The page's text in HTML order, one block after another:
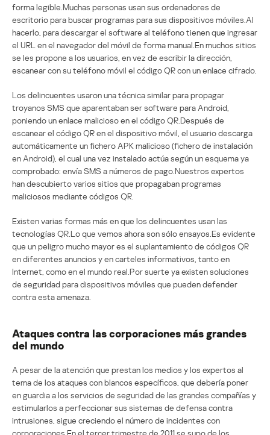
forma legible.Muchas personas usan sus ordenadores de
escritorio para buscar programas para sus dispositivos móviles.Al
hacerlo, para descargar el software al teléfono tienen que ingresar
el URL en el navegador del móvil de forma manual.En muchos sitios
se les propone a los usuarios, en vez de escribir la dirección,
escanear con su teléfono móvil el código QR con un enlace cifrado.
Los delincuentes usaron una técnica similar para propagar
troyanos SMS que aparentaban ser software para Android,
poniendo un enlace malicioso en el código QR.Después de
escanear el código QR en el dispositivo móvil, el usuario descarga
automáticamente un fichero APK malicioso (fichero de instalación
en Android), el cual una vez instalado actúa según un esquema ya
comprobado: envía SMS a números de pago.Nuestros expertos
han descubierto varios sitios que propagaban programas
maliciosos mediante códigos QR.
Existen varias formas más en que los delincuentes usan las
tecnologías QR.Lo que vemos ahora son sólo ensayos.Es evidente
que un peligro mucho mayor es el suplantamiento de códigos QR
en diferentes anuncios y en carteles informativos, tanto en
Internet, como en el mundo real.Por suerte ya existen soluciones
de seguridad para dispositivos móviles que pueden defender
contra esta amenaza.
Ataques contra las corporaciones más grandes
del mundo
A pesar de la atención que prestan los medios y los expertos al
tema de los ataques con blancos específicos, que debería poner
en guardia a los servicios de seguridad de las grandes compañías y
estimularlos a perfeccionar sus sistemas de defensa contra
intrusiones, sigue creciendo el número de incidentes con
corporaciones.En el tercer trimestre de 2011 se supo de los